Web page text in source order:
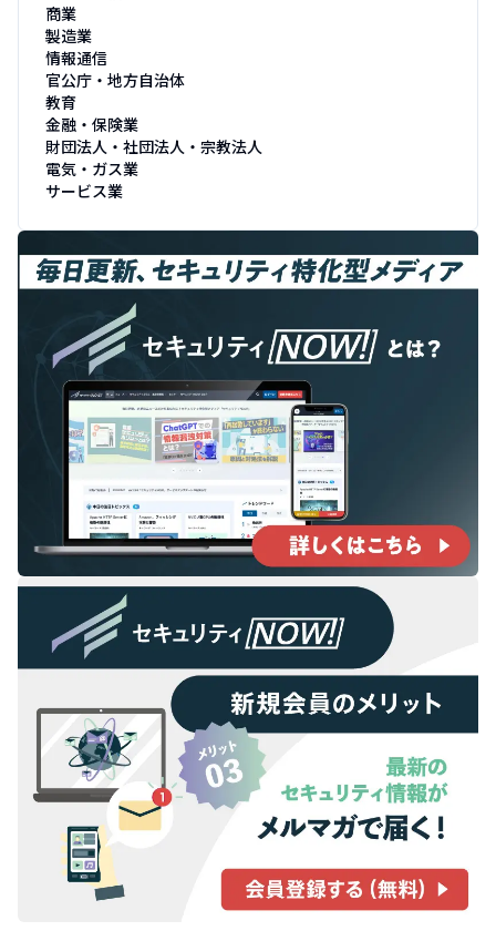
商業
製造業
情報通信
官公庁・地方自治体
教育
金融・保険業
財団法人・社団法人・宗教法人
電気・ガス業
サービス業